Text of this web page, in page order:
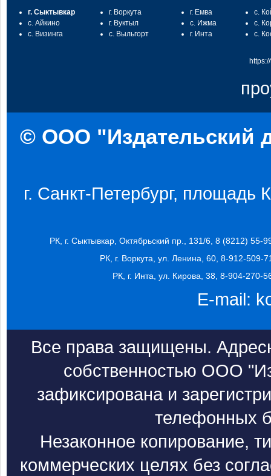
г. Сыктывкар
с. Айкино
с. Визинга
г. Воркута
г. Вуктыл
с. Выльгорт
г. Емва
с. Ижма
г. Инта
с.
с.
с.
© ООО "Издательский
г. Санкт-Петербург, площадь
РК, г. Сыктывкар, Октябрьский пр., 131/6, 8 (8212) 55-
РК, г. Воркута, ул. Ленина, 60, 8-912-509-
РК, г. Инта, ул. Кирова, 38, 8-904-270-
E-mail:
Все права защищены.
собственностью ООО
зафиксирована и
телефонных
Незаконное копирование,
коммерческих целях без